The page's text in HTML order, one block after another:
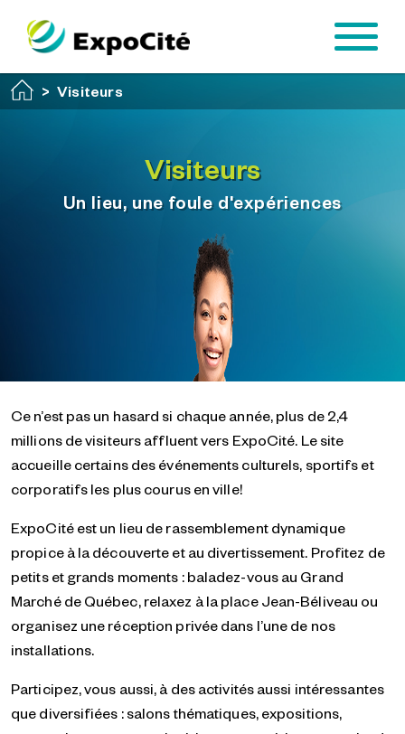
Passer au contenu principal
Visiteurs
Visiteurs
Un lieu, une foule d'expériences
Ce n’est pas un hasard si chaque année, plus de 2,4
millions de visiteurs affluent vers ExpoCité. Le site
accueille certains des événements culturels, sportifs et
corporatifs les plus courus en ville!
ExpoCité est un lieu de rassemblement dynamique
propice à la découverte et au divertissement. Profitez de
petits et grands moments : baladez-vous au Grand
Marché de Québec, relaxez à la place Jean-Béliveau ou
organisez une réception privée dans l’une de nos
installations.
Participez, vous aussi, à des activités aussi intéressantes
que diversifiées : salons thématiques, expositions,